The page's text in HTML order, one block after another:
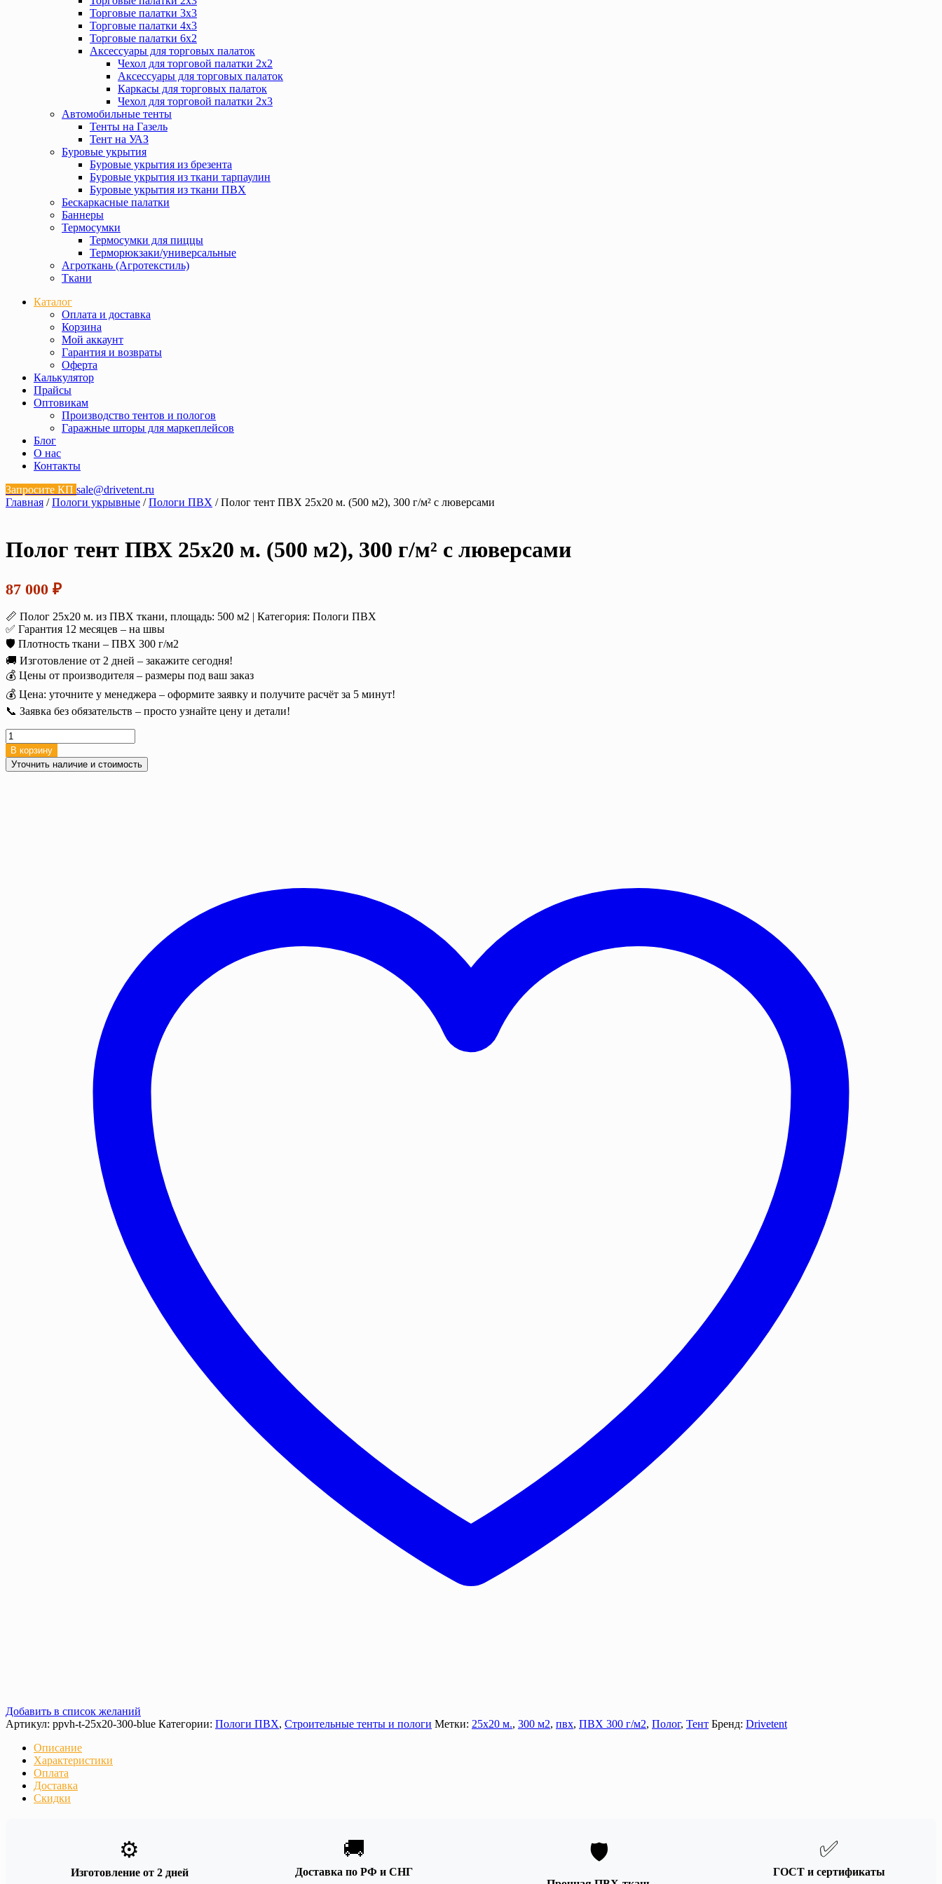
Торговые палатки 3х3
Торговые палатки 4х3
Торговые палатки 6х2
Аксессуары для торговых палаток
Чехол для торговой палатки 2х2
Аксессуары для торговых палаток
Каркасы для торговых палаток
Чехол для торговой палатки 2х3
Автомобильные тенты
Тенты на Газель
Тент на УАЗ
Буровые укрытия
Буровые укрытия из брезента
Буровые укрытия из ткани тарпаулин
Буровые укрытия из ткани ПВХ
Бескаркасные палатки
Баннеры
Термосумки
Термосумки для пиццы
Терморюкзаки/универсальные
Агроткань (Агротекстиль)
Ткани
Каталог
Оплата и доставка
Корзина
Мой аккаунт
Гарантия и возвраты
Оферта
Калькулятор
Прайсы
Оптовикам
Производство тентов и пологов
Гаражные шторы для маркеплейсов
Блог
О нас
Контакты
Запросите КП sale@drivetent.ru
Главная /Пологи укрывные /Пологи ПВХ / Полог тент ПВХ 25х20 м. (500 м2), 300 г/м² с люверсами
Полог тент ПВХ 25х20 м. (500 м2), 300 г/м² с люверсами
87 000 ₽
📏 Полог 25х20 м. из ПВХ ткани, площадь: 500 м2 | Категория: Пологи ПВХ
✅ Гарантия 12 месяцев – на швы
🛡️ Плотность ткани – ПВХ 300 г/м2
🚚 Изготовление от 2 дней – закажите сегодня!
💰 Цены от производителя – размеры под ваш заказ
💰 Цена: уточните у менеджера – оформите заявку и получите расчёт за 5 минут!
📞 Заявка без обязательств – просто узнайте цену и детали!
Количество
товара
Полог
тент
В корзину
Уточнить наличие и стоимость
Добавить в список желаний
Артикул: ppvh-t-25х20-300-blue Категории: Пологи ПВХ, Строительные тенты и пологи Метки: 25х20 м., 300 м2, пвх, ПВХ 300 г/м2, Полог, Тент Бренд: Drivetent
Описание
Характеристики
Оплата
Доставка
Скидки
⚙️
Изготовление от 2 дней
🚚
Доставка по РФ и СНГ
🛡️ ✅
ГОСТ и сертификаты